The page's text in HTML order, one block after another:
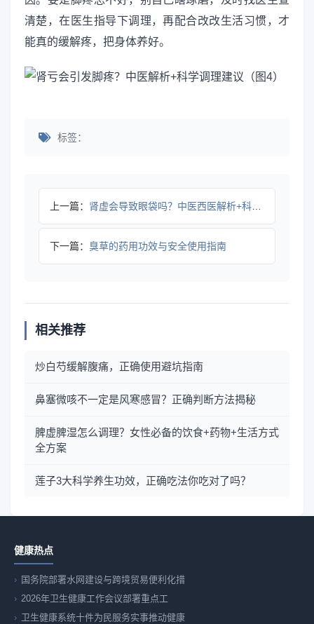
清楚，在医生指导下调理，再配合改改生活习惯，才
能真的缓解疼，把身体养好。
标签：
上一篇： 肾虚会导致眼袋吗？中医西医解析+科学调理指南
下一篇： 臭草的药用功效与安全使用指南
相关推荐
炒白芍缓解腹痛，正确使用避坑指南
鼻塞微咳不一定是风寒感冒？正确判断方法揭秘
脾虚脾湿怎么调理？女性必备的饮食+药物+生活方式
全方案
莲子3大科学养生功效，正确吃法你吃对了吗？
健康热点
国务院部署水网建设与跨境贸易便利化措
2026年卫生健康工作会议部署重点工
卫生健康系统十件为民服务实事推动健康